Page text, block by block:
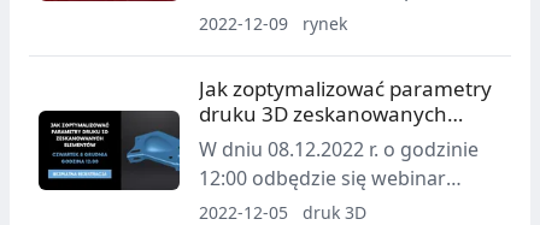
Polska Chemia. Zaproszeni
wdrożenia Strategii ds.
zrównoważonych chemikaliów
(CSS) i jej potencjalnym wpływie
na europejski, w tym polski,
sektor chemiczny.
2022-12-09 rynek
Jak zoptymalizować parametry
druku 3D zeskanowanych
wcześniej elementów?
W dniu 08.12.2022 r. o godzinie
12:00 odbędzie się webinar
organizowany przez firmę
2022-12-05 druk 3D